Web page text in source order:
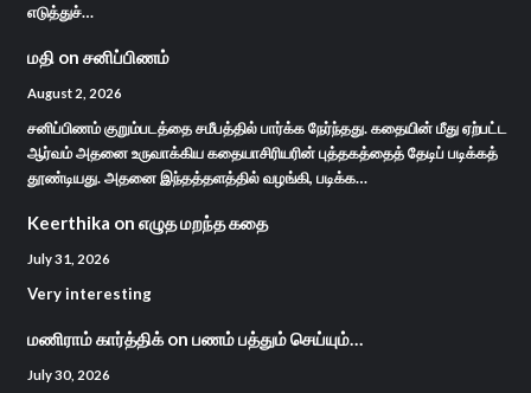
எடுத்துச்…
மதி on சனிப்பிணம்
August 2, 2026
சனிப்பிணம் குறும்படத்தை சமீபத்தில் பார்க்க நேர்ந்தது. கதையின் மீது ஏற்பட்ட
ஆர்வம் அதனை உருவாக்கிய கதையாசிரியரின் புத்தகத்தைத் தேடிப் படிக்கத்
தூண்டியது. அதனை இந்தத்தளத்தில் வழங்கி, படிக்க…
Keerthika on எழுத மறந்த கதை
July 31, 2026
Very interesting
மணிராம் கார்த்திக்on பணம் பத்தும் செய்யும்…
July 30, 2026